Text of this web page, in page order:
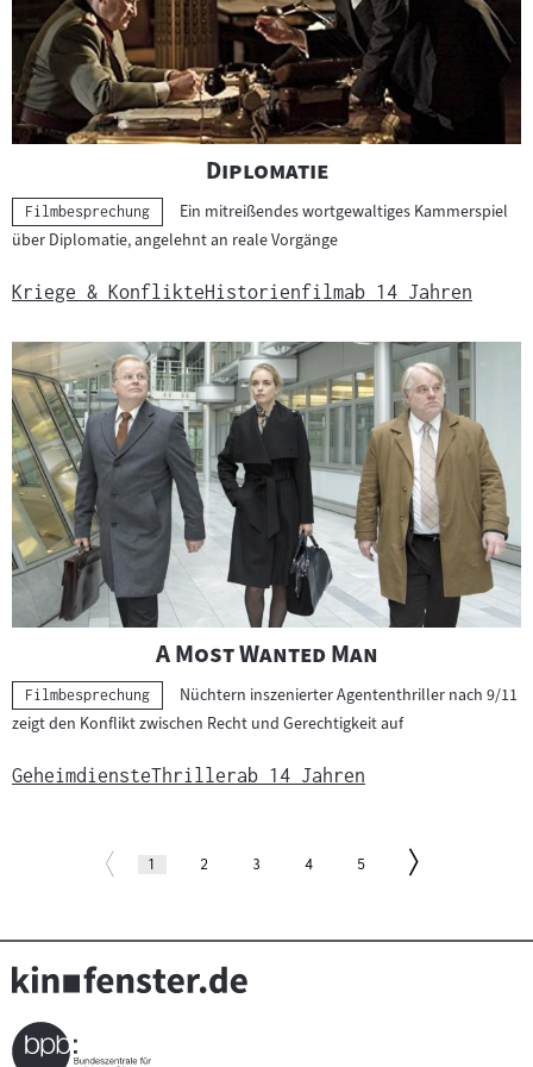
m
a
t
e
r
a
l
:
"
Diplomatie"
Kategorie:
Filmbesprechung
Ein mitreißendes wortgewaltiges Kammerspiel
über Diplomatie, angelehnt an reale Vorgänge
Kriege & KonflikteHistorienfilmab 14 Jahren
"
A Most Wanted Man
Kategorie:
Filmbesprechung
Nüchtern inszenierter Agententhriller nach 9/11
zeigt den Konflikt zwischen Recht und Gerechtigkeit auf
GeheimdiensteThrillerab 14 Jahren
Paginierung
ZurSeite
1 (aktuelle
Seite
2 Seite
3 Seite
4 Seite
5
Zur